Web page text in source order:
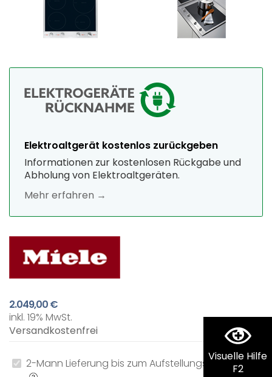
Visuelle Hilfe
F2
Elektroaltgerät kostenlos zurückgeben
Informationen zur kostenlosen Rückgabe und
Abholung von Elektroaltgeräten.
Mehr erfahren →
2.049,00 €
inkl. 19% MwSt.
Versandkostenfrei
2-Mann Lieferung bis zum Aufstellungsort 0,00 €